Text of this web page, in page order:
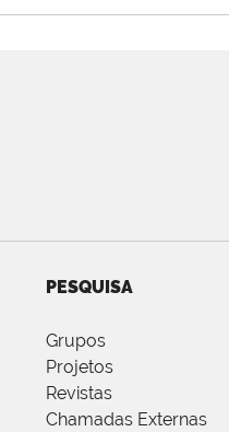
PESQUISA
Grupos
Projetos
Revistas
Chamadas Externas